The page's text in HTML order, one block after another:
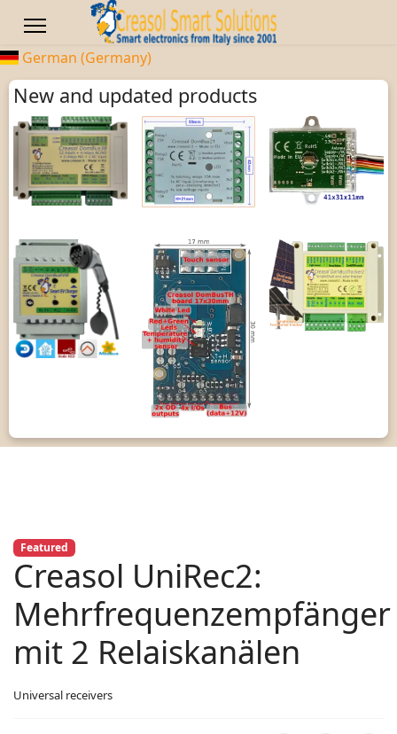
German (Germany)
New and updated products
Featured
Creasol UniRec2:
Mehrfrequenzempfänger
mit 2 Relaiskanälen
Universal receivers